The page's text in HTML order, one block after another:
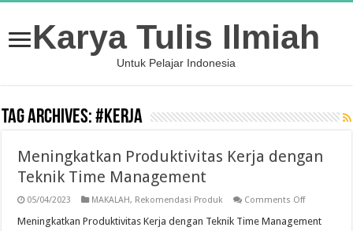
Karya Tulis Ilmiah
Untuk Pelajar Indonesia
Tag Archives:#kerja
Meningkatkan Produktivitas Kerja dengan
Teknik Time Management
05/04/2023 MAKALAH, Rekomendasi Produk Comments Offon
Meningkatkan Produktivitas Kerja dengan Teknik Time Management